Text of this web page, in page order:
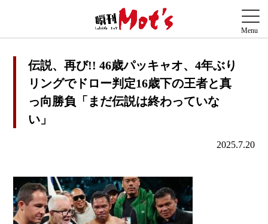
伝説、再び!! 46歳パッキャオ、4年ぶり
リングでドロー判定16歳下の王者と真
っ向勝負「まだ伝説は終わっていな
い」
2025.7.20